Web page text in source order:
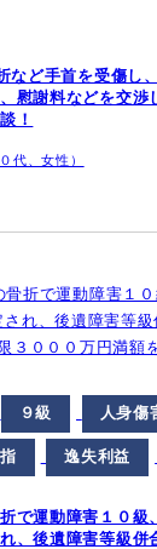
など手首を受傷し
慰謝料などを交渉
！
代、女性）
９級 人身傷
逸失利益
で運動障害１０
、後遺障害等級併